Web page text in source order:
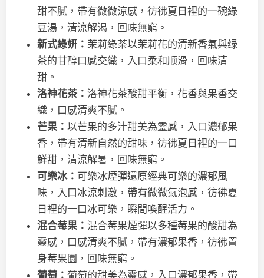
甜不膩，帶有微微涼感，彷彿夏日裡的一碗綠
豆湯，清涼解渴，回味無窮。
新式綠妍： 茉莉綠茶以茉莉花的清新香氣與绿
茶的甘醇口感交織，入口柔和顺滑，回味清
甜。
洛神花茶： 洛神花茶酸甜平衡，花香與果香交
織，口感清爽不膩。
芒果：以芒果的多汁甜美為靈感，入口濃郁果
香，帶有清新自然的甜味，彷彿夏日裡的一口
鮮甜，清涼解暑，回味無窮。
可樂冰： 可樂冰煙彈還原經典可樂的濃郁風
味，入口冰涼刺激，帶有微微氣泡感，彷彿夏
日裡的一口冰可樂，瞬間喚醒活力。
混合莓果： 混合莓果煙彈以多種莓果的酸甜為
靈感，口感清爽不膩，帶有濃郁果香，彷彿置
身莓果園，回味無窮。
葡萄：葡萄的甜美為靈感，入口濃郁果香，帶